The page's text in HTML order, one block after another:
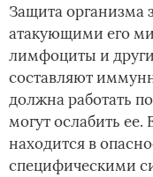
Защита организма
атакующими его
лимфоциты и
составляют
должна работать
могут ослабить
находится в
специфическими